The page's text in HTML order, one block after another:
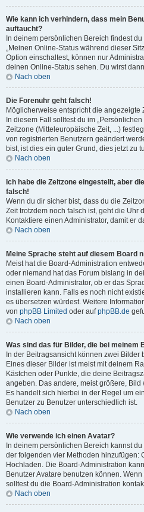
Wie kann ich verhindern, dass mein
auftaucht?
In deinem persönlichen Bereich findest
„Meinen Online-Status während dieser
Option einschaltest, können nur
deinen Online-Status sehen. Du wirst
Nach oben
Die Forenuhr geht falsch!
Möglicherweise entspricht die
In diesem Fall solltest du im
Zeitzone (Mitteleuropäische Zeit, ...)
von registrierten Benutzern geändert
bist, ist dies ein guter Grund, dies jetzt zu
Nach oben
Ich habe die Zeitzone eingestellt, aber
falsch!
Wenn du dir sicher bist, dass du die
Zeit trotzdem noch falsch ist, geht die Uhr
Kontaktiere einen Administrator, damit er
Nach oben
Meine Sprache steht auf diesem Board
Meist hat die Board-Administration
oder niemand hat das Forum bislang in
einen Board-Administrator, ob er das
installieren kann. Falls es noch nicht
es übersetzen würdest. Weitere
von phpBB Limited oder aufphpBB.de
Nach oben
Was sind das für Bilder, die bei meinem
In der Beitragsansicht können zwei
Eines dieser Bilder ist meist mit deinem
Kästchen oder Punkte, die deine
angeben. Das andere, meist größere, Bild
Es handelt sich hierbei in der Regel um
Benutzer zu Benutzer unterschiedlich ist.
Nach oben
Wie verwende ich einen Avatar?
In deinem persönlichen Bereich kannst
der folgenden vier Methoden hinzufügen:
Hochladen. Die Board-Administration
Benutzer Avatare benutzen können.
solltest du die Board-Administration
Nach oben